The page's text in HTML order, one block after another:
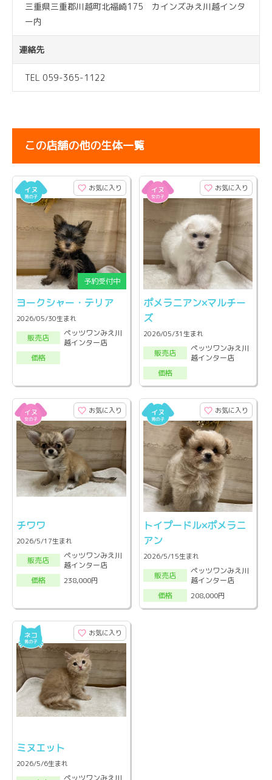
三重県三重郡川越町北福崎175 カインズみえ川越インタ
ー内
連絡先
TEL 059-365-1122
この店舗の他の生体一覧
お気に入り
ヨークシャー・テリア
2026/05/30生まれ
販売店
ペッツワンみえ川
越インター店
価格
お気に入り
ポメラニアン×マルチー
ズ
2026/05/31生まれ
販売店
ペッツワンみえ川
越インター店
価格
お気に入り
チワワ
2026/5/17生まれ
販売店
ペッツワンみえ川
越インター店
価格
238,000円
お気に入り
トイプードル×ポメラニ
アン
2026/5/15生まれ
販売店
ペッツワンみえ川
越インター店
価格
208,000円
お気に入り
ミヌエット
2026/5/6生まれ
ペッツワンみえ川